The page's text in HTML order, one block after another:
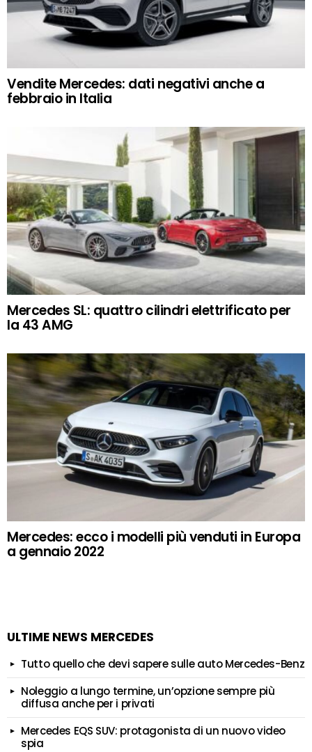
Vendite Mercedes: dati negativi anche a
febbraio in Italia
Mercedes SL: quattro cilindri elettrificato per
la 43 AMG
Mercedes: ecco i modelli più venduti in Europa
a gennaio 2022
ULTIME NEWS MERCEDES
Tutto quello che devi sapere sulle auto Mercedes-Benz
Noleggio a lungo termine, un’opzione sempre più
diffusa anche per i privati
Mercedes EQS SUV: protagonista di un nuovo video
spia